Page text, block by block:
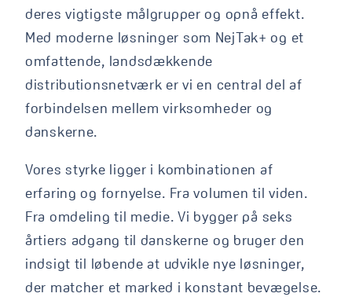
deres vigtigste målgrupper og opnå effekt.
Med moderne løsninger som NejTak+ og et
omfattende, landsdækkende
distributionsnetværk er vi en central del af
forbindelsen mellem virksomheder og
danskerne.
Vores styrke ligger i kombinationen af
erfaring og fornyelse. Fra volumen til viden.
Fra omdeling til medie. Vi bygger på seks
årtiers adgang til danskerne og bruger den
indsigt til løbende at udvikle nye løsninger,
der matcher et marked i konstant bevægelse.